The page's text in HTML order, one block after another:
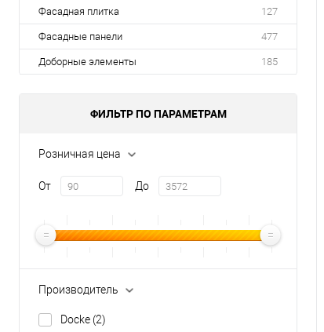
Фасадная плитка 127
Фасадные панели 477
Доборные элементы 185
ФИЛЬТР ПО ПАРАМЕТРАМ
Розничная цена
От До
Производитель
Docke (2)